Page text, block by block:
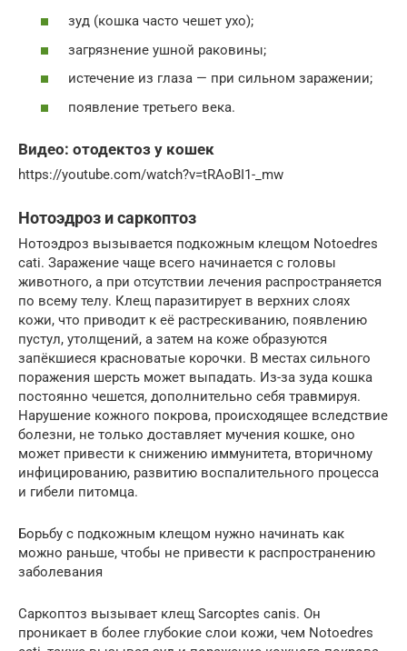
зуд (кошка часто чешет ухо);
загрязнение ушной раковины;
истечение из глаза — при сильном заражении;
появление третьего века.
Видео: отодектоз у кошек
https://youtube.com/watch?v=tRAoBI1-_mw
Нотоэдроз и саркоптоз
Нотоэдроз вызывается подкожным клещом Notoedres
cati. Заражение чаще всего начинается с головы
животного, а при отсутствии лечения распространяется
по всему телу. Клещ паразитирует в верхних слоях
кожи, что приводит к её растрескиванию, появлению
пустул, утолщений, а затем на коже образуются
запёкшиеся красноватые корочки. В местах сильного
поражения шерсть может выпадать. Из-за зуда кошка
постоянно чешется, дополнительно себя травмируя.
Нарушение кожного покрова, происходящее вследствие
болезни, не только доставляет мучения кошке, оно
может привести к снижению иммунитета, вторичному
инфицированию, развитию воспалительного процесса
и гибели питомца.
Борьбу с подкожным клещом нужно начинать как
можно раньше, чтобы не привести к распространению
заболевания
Саркоптоз вызывает клещ Sarcoptes canis. Он
проникает в более глубокие слои кожи, чем Notoedres